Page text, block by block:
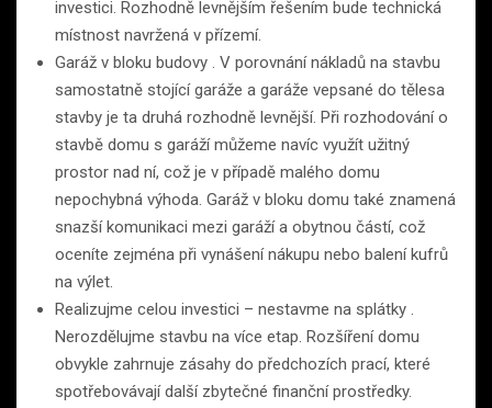
investici. Rozhodně levnějším řešením bude technická
místnost navržená v přízemí.
Garáž v bloku budovy . V porovnání nákladů na stavbu
samostatně stojící garáže a garáže vepsané do tělesa
stavby je ta druhá rozhodně levnější. Při rozhodování o
stavbě domu s garáží můžeme navíc využít užitný
prostor nad ní, což je v případě malého domu
nepochybná výhoda. Garáž v bloku domu také znamená
snazší komunikaci mezi garáží a obytnou částí, což
oceníte zejména při vynášení nákupu nebo balení kufrů
na výlet.
Realizujme celou investici – nestavme na splátky .
Nerozdělujme stavbu na více etap. Rozšíření domu
obvykle zahrnuje zásahy do předchozích prací, které
spotřebovávají další zbytečné finanční prostředky.